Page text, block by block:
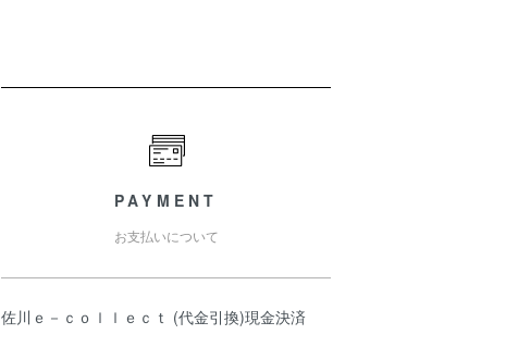
PAYMENT
お支払いについて
佐川ｅ－ｃｏｌｌｅｃｔ (代金引換)現金決済